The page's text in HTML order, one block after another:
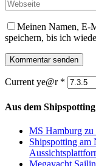
Meinen Namen, E-
speichern, bis ich
Current ye@r *
Aus dem
MS Hamburg
Shipspotting am
Megayacht